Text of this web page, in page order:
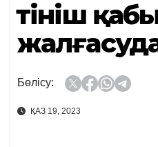
Өтініш
Бөлісу:
ҚАЗ 19, 2023